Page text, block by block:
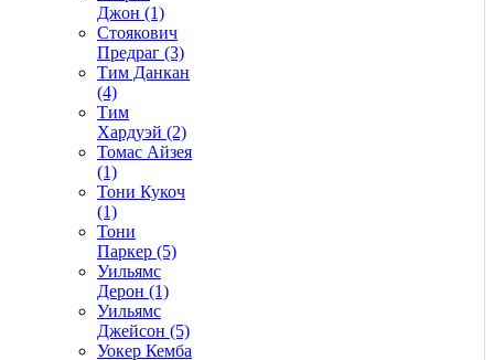
Джон (1)
Стоякович
Предраг (3)
Тим Данкан
(4)
Тим
Хардуэй (2)
Томас Айзея
(1)
Тони Кукоч
(1)
Тони
Паркер (5)
Уильямс
Дерон (1)
Уильямс
Джейсон (5)
Уокер Кемба